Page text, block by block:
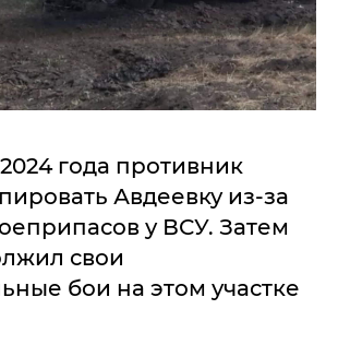
года противник
Авдеевку из-за
у ВСУ. Затем
свои
бои на этом участке